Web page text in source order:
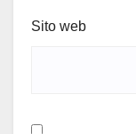
Sito web